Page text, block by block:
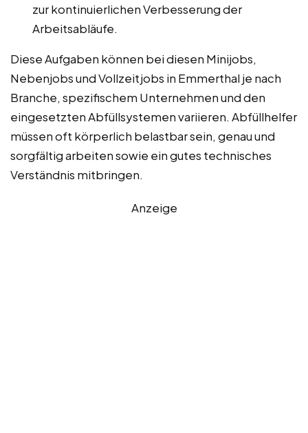
zur kontinuierlichen Verbesserung der
Arbeitsabläufe.
Diese Aufgaben können bei diesen Minijobs,
Nebenjobs und Vollzeitjobs in Emmerthal je nach
Branche, spezifischem Unternehmen und den
eingesetzten Abfüllsystemen variieren. Abfüllhelfer
müssen oft körperlich belastbar sein, genau und
sorgfältig arbeiten sowie ein gutes technisches
Verständnis mitbringen.
Anzeige